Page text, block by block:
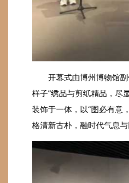
开幕式由博州博物馆
样子”绣品与剪纸精品，
装饰于一体，以“图必有意
格清新古朴，融时代气息